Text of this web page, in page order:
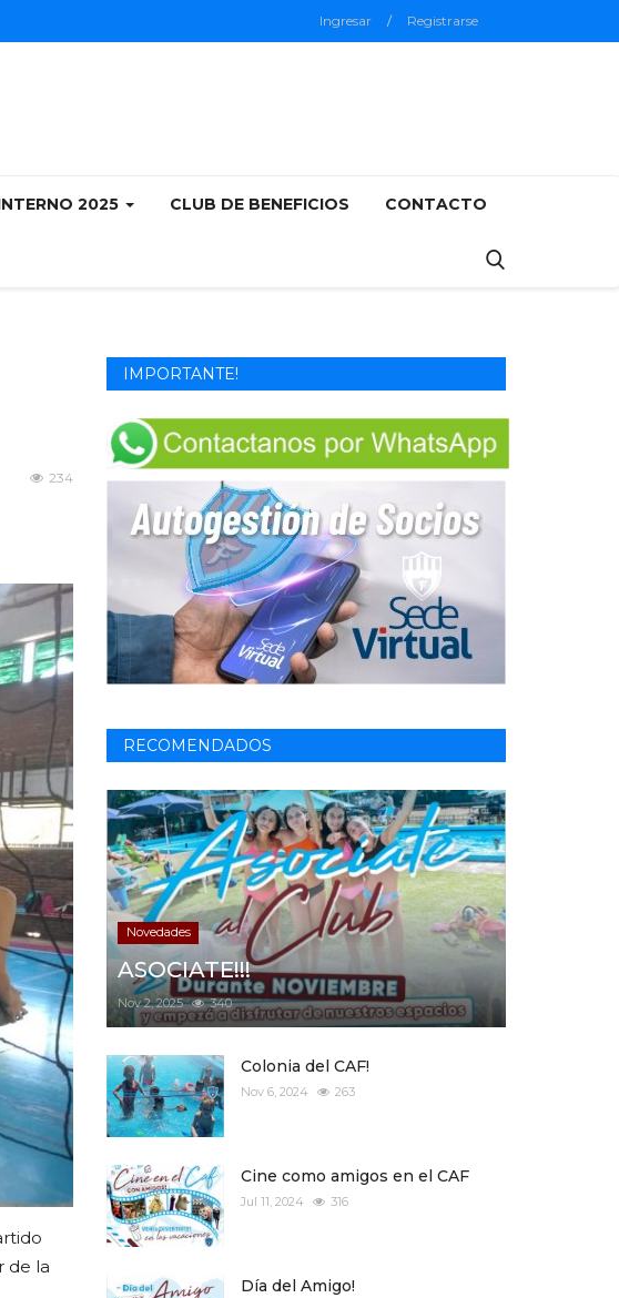
Ingresar / Registrarse
2025 CLUB DE BENEFICIOS CONTACTO
234
de la
IMPORTANTE!
RECOMENDADOS
Novedades
ASOCIATE!!!
Nov 2, 2025 340
Colonia del CAF!
Nov 6, 2024 263
Cine como amigos en el CAF
Jul 11, 2024 316
Día del Amigo!